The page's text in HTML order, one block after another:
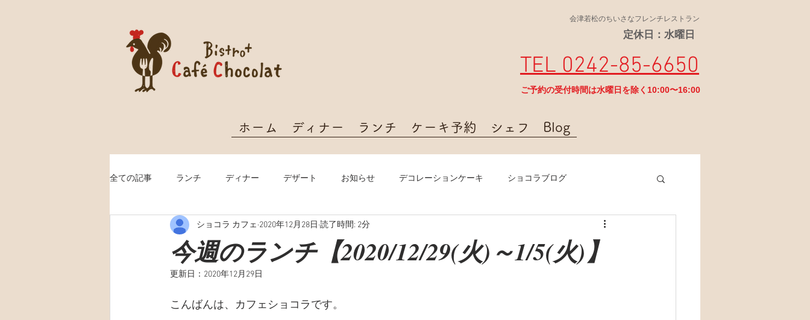
会津若松のちいさなフレンチレストラン
定休日：水曜日
TEL 0242-85-6650
​ご予約の受付時間は水曜日を除く10:00〜16:00
ホーム ディナー ランチ ケーキ予約 シェフ Blog
全ての記事 ランチ ディナー デザート お知らせ デコレーションケーキ ショコラブログ
クリスマス予約
今週のランチ【2020/12/29(火)～1/5(火)】
ショコラ カフェ 2020年12月28日 読了時間: 2分
更新日： 2020年12月29日
こんばんは、カフェショコラです。